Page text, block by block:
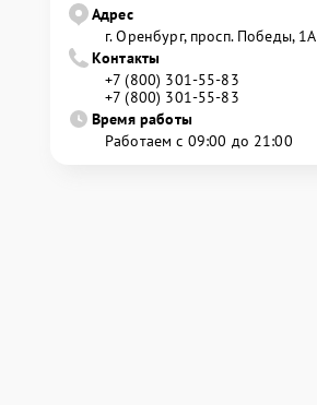
Адрес
г. Оренбург, просп. Победы, 1А
Контакты
+7 (800) 301-55-83
+7 (800) 301-55-83
Время работы
Работаем с 09:00 до 21:00